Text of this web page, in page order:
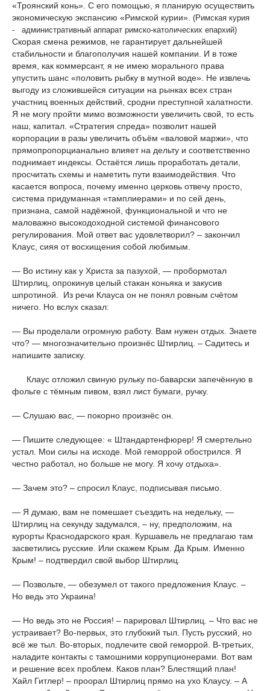
«Троянский конь». С его помощью, я планирую осуществить
экономическую экспансию «Римской курии». (Римская курия
- административный аппарат римско-католических епархий)
Скорая смена режимов, не гарантирует дальнейшей
стабильности и благополучия нашей компании. И в тоже
время, как коммерсант, я не имею морального права
упустить шанс «половить рыбку в мутной воде». Не извлечь
выгоду из сложившейся ситуации на рынках всех стран
участниц военных действий, сродни преступной халатности.
Я не могу пройти мимо возможности увеличить свой, то есть
наш, капитал. «Стратегия спреда» позволит нашей
корпорации в разы увеличить объём «валовой маржи», что
прямопропорцианально влияет на дельту и соответственно
поднимает индексы. Остаётся лишь проработать детали,
просчитать схемы и наметить пути взаимодействия. Что
касается вопроса, почему именно церковь отвечу просто,
система придуманная «тамплиерами» и по сей день,
признана, самой надёжной, функциональной и что не
маловажно высокодоходной системой финансового
регулирования. Мой ответ вас удовлетворил? – закончил
Клаус, сияя от восхищения собой любимым.
— Во истину как у Христа за пазухой, — пробормотал
Штирлиц, опрокинув целый стакан коньяка и закусив
шпротиной. Из речи Клауса он не понял ровным счётом
ничего. Но вслух сказал:
— Вы проделали огромную работу. Вам нужен отдых. Знаете
что? — многозначительно произнёс Штирлиц. – Садитесь и
напишите записку.
Клаус отложил свиную рульку по-баварски запечённую в
фольге с тёмным пивом, взял лист бумаги, ручку.
— Слушаю вас, — покорно произнёс он.
— Пишите следующее: « Штандартенфюрер! Я смертельно
устал. Мои силы на исходе. Мой геморрой обострился. Я
честно работал, но больше не могу. Я хочу отдыха».
— Зачем это? – спросил Клаус, подписывая письмо.
— Я думаю, вам не помешает съездить на недельку, —
Штирлиц на секунду задумался, – ну, предположим, на
курорты Краснодарского края. Куршавель не предлагаю там
засветились русские. Или скажем Крым. Да Крым. Именно
Крым! – подтвердил свой выбор Штирлиц.
— Позвольте, — обезумел от такого предложения Клаус. –
Но ведь это Украина!
— Но ведь это не Россия! – парировал Штирлиц. – Что вас не
устраивает? Во-первых, это глубокий тыл. Пусть русский, но
всё же тыл. Во-вторых, подлечите свой геморрой. В-третьих,
наладите контакты с тамошними коррупционерами. Вот вам
и решение всех проблем. Каков план? Блестящий план!
Хайл Гитлер! – проорал Штирлиц прямо на ухо Клаусу. – А